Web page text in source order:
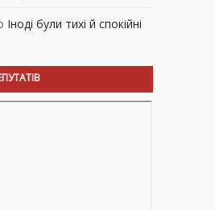
Іноді були тихі й спокійні